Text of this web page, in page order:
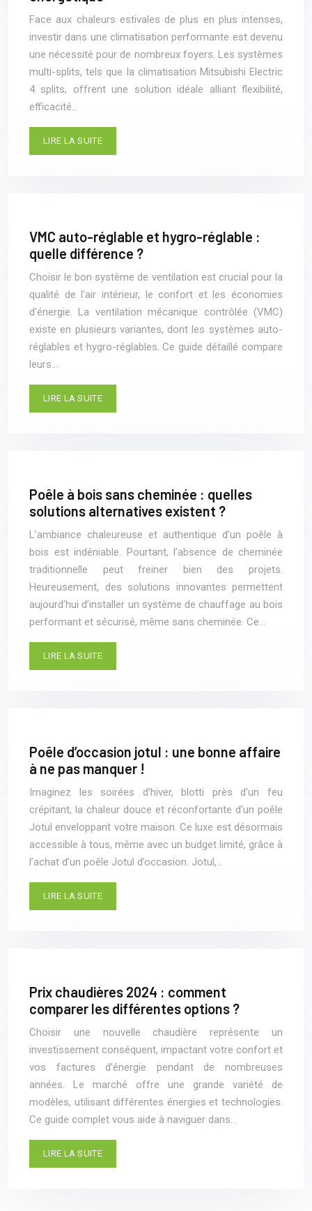
Face aux chaleurs estivales de plus en plus intenses,
investir dans une climatisation performante est devenu
une nécessité pour de nombreux foyers. Les systèmes
multi-splits, tels que la climatisation Mitsubishi Electric
4 splits, offrent une solution idéale alliant flexibilité,
efficacité…
LIRE LA SUITE
VMC auto-réglable et hygro-réglable :
quelle différence ?
Choisir le bon système de ventilation est crucial pour la
qualité de l’air intérieur, le confort et les économies
d’énergie. La ventilation mécanique contrôlée (VMC)
existe en plusieurs variantes, dont les systèmes auto-
réglables et hygro-réglables. Ce guide détaillé compare
leurs…
LIRE LA SUITE
Poêle à bois sans cheminée : quelles
solutions alternatives existent ?
L’ambiance chaleureuse et authentique d’un poêle à
bois est indéniable. Pourtant, l’absence de cheminée
traditionnelle peut freiner bien des projets.
Heureusement, des solutions innovantes permettent
aujourd’hui d’installer un système de chauffage au bois
performant et sécurisé, même sans cheminée. Ce…
LIRE LA SUITE
Poêle d’occasion jotul : une bonne affaire
à ne pas manquer !
Imaginez les soirées d’hiver, blotti près d’un feu
crépitant, la chaleur douce et réconfortante d’un poêle
Jotul enveloppant votre maison. Ce luxe est désormais
accessible à tous, même avec un budget limité, grâce à
l’achat d’un poêle Jotul d’occasion. Jotul,…
LIRE LA SUITE
Prix chaudières 2024 : comment
comparer les différentes options ?
Choisir une nouvelle chaudière représente un
investissement conséquent, impactant votre confort et
vos factures d’énergie pendant de nombreuses
années. Le marché offre une grande variété de
modèles, utilisant différentes énergies et technologies.
Ce guide complet vous aide à naviguer dans…
LIRE LA SUITE